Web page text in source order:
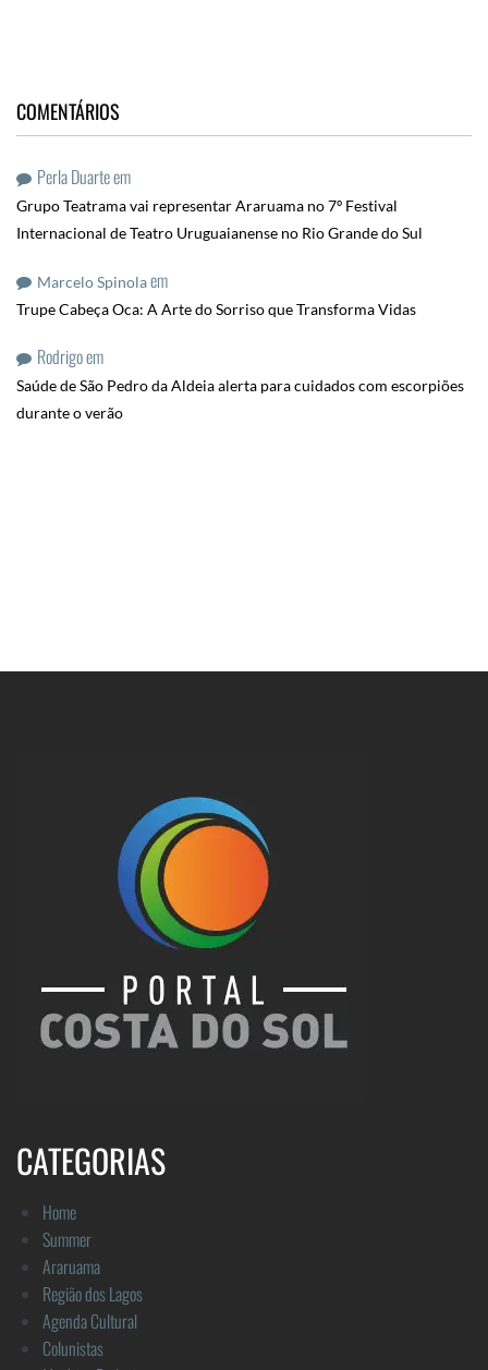
COMENTÁRIOS
Perla Duarteem
Grupo Teatrama vai representar Araruama no 7º Festival
Internacional de Teatro Uruguaianense no Rio Grande do Sul
Marcelo Spinolaem
Trupe Cabeça Oca: A Arte do Sorriso que Transforma Vidas
Rodrigoem
Saúde de São Pedro da Aldeia alerta para cuidados com escorpiões
durante o verão
CATEGORIAS
Home
Summer
Araruama
Região dos Lagos
Agenda Cultural
Colunistas